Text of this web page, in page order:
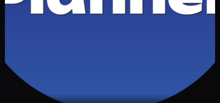
Частые вопросы о Джози Райанн
Полный список — на Movie Planner: https://movie-
Кто такой(ая) Джози Райанн?
Джози Райанн — Актриса. Биография и роли на
Где открыть фильмографию Джози Райанн?